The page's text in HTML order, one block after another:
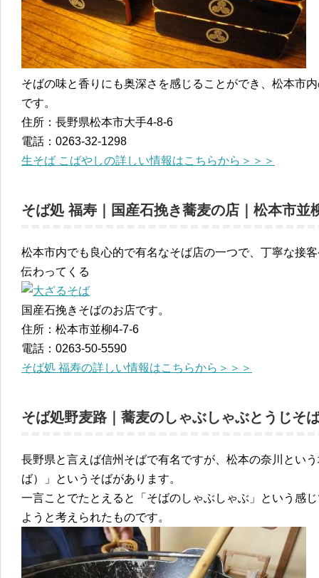
そばの味と香りにも奥深さを感じることができ、松本市
です。
住所：長野県松本市大手4-8-6
電話：0263-32-1298
生そば こばやしの詳しい情報はこちらから＞＞＞
そば処 福寿｜国産石挽き蕎麦の店｜松本市並
松本市内でも良心的で有名なそば店の一つで、丁寧な接
伝わってくる
国産石挽きそばのお店です。
住所：松本市並柳4-7-6
電話：0263-50-5590
そば処 福寿の詳しい情報はこちらから＞＞＞
そば処野麦路｜蕎麦のしゃぶしゃぶとうじそ
長野県と言えば信州そばで有名ですが、松本の奈川とい
ば）」というそばがあります。
一言ことでたとえると「そばのしゃぶしゃぶ」という感
ようと考えられたものです。